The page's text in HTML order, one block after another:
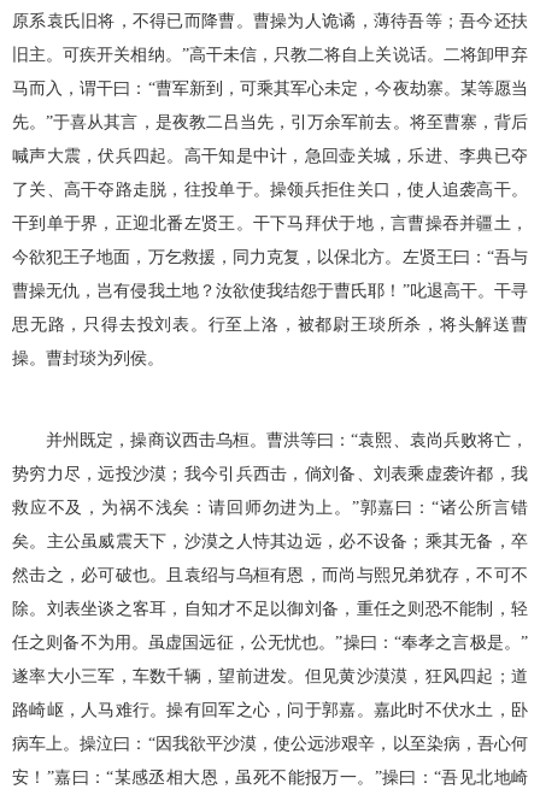
原系袁氏旧将，不得已而降曹。曹操为人诡谲，薄待吾等；吾今还扶
旧主。可疾开关相纳。”高干未信，只教二将自上关说话。二将卸甲弃
马而入，谓干曰：“曹军新到，可乘其军心未定，今夜劫寨。某等愿当
先。”于喜从其言，是夜教二吕当先，引万余军前去。将至曹寨，背后
喊声大震，伏兵四起。高干知是中计，急回壶关城，乐进、李典已夺
了关、高干夺路走脱，往投单于。操领兵拒住关口，使人追袭高干。
干到单于界，正迎北番左贤王。干下马拜伏于地，言曹操吞并疆土，
今欲犯王子地面，万乞救援，同力克复，以保北方。左贤王曰：“吾与
曹操无仇，岂有侵我土地？汝欲使我结怨于曹氏耶！”叱退高干。干寻
思无路，只得去投刘表。行至上洛，被都尉王琰所杀，将头解送曹
操。曹封琰为列侯。
并州既定，操商议西击乌桓。曹洪等曰：“袁熙、袁尚兵败将亡，
势穷力尽，远投沙漠；我今引兵西击，倘刘备、刘表乘虚袭许都，我
救应不及，为祸不浅矣：请回师勿进为上。”郭嘉曰：“诸公所言错
矣。主公虽威震天下，沙漠之人恃其边远，必不设备；乘其无备，卒
然击之，必可破也。且袁绍与乌桓有恩，而尚与熙兄弟犹存，不可不
除。刘表坐谈之客耳，自知才不足以御刘备，重任之则恐不能制，轻
任之则备不为用。虽虚国远征，公无忧也。”操曰：“奉孝之言极是。”
遂率大小三军，车数千辆，望前进发。但见黄沙漠漠，狂风四起；道
路崎岖，人马难行。操有回军之心，问于郭嘉。嘉此时不伏水土，卧
病车上。操泣曰：“因我欲平沙漠，使公远涉艰辛，以至染病，吾心何
安！”嘉曰：“某感丞相大恩，虽死不能报万一。”操曰：“吾见北地崎